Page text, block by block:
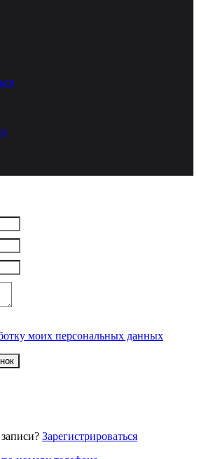
моих персональных данных
Зарегистрироваться